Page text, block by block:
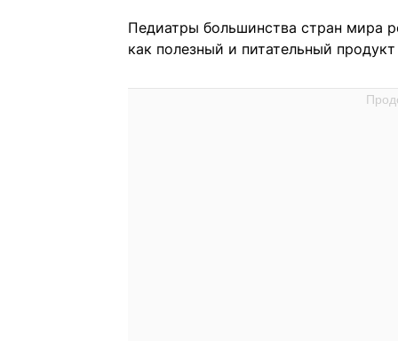
Педиатры большинства стран мира
как полезный и питательный